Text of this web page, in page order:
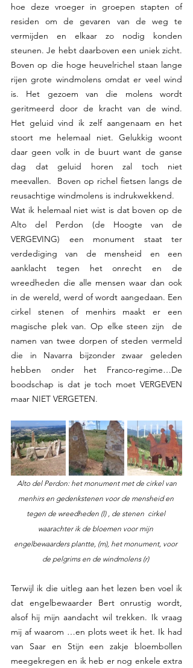
hoe deze vroeger in groepen stapten of
residen om de gevaren van de weg te
vermijden en elkaar zo nodig konden
steunen. Je hebt daarboven een uniek zicht.
Boven op die hoge heuvelrichel staan lange
rijen grote windmolens omdat er veel wind
is. Het gezoem van die molens wordt
geritmeerd door de kracht van de wind.
Het geluid vind ik zelf aangenaam en het
stoort me helemaal niet. Gelukkig woont
daar geen volk in de buurt want de ganse
dag dat geluid horen zal toch niet
meevallen.  Boven op richel fietsen langs de
reusachtige windmolens is indrukwekkend.
Wat ik helemaal niet wist is dat boven op de
Alto del Perdon (de Hoogte van de
VERGEVING) een monument staat ter
verdediging van de mensheid en een
aanklacht tegen het onrecht en de
wreedheden die alle mensen waar dan ook
in de wereld, werd of wordt aangedaan. Een
cirkel stenen of menhirs maakt er een
magische plek van. Op elke steen zijn  de
namen van twee dorpen of steden vermeld
die in Navarra bijzonder zwaar geleden
hebben onder het Franco-regime…De
boodschap is dat je toch moet VERGEVEN
maar NIET VERGETEN.
Alto del Perdon: het monument met de cirkel van
menhirs en gedenkstenen voor de mensheid en
tegen de wreedheden (l) , de stenen  cirkel
waarachter ik de bloemen voor mijn
engelbewaarders plantte, (m), het monument, voor
de pelgrims en de windmolens (r)
Terwijl ik die uitleg aan het lezen ben voel ik
dat engelbewaarder Bert onrustig wordt,
alsof hij mijn aandacht wil trekken. Ik vraag
mij af waarom …en plots weet ik het. Ik had
van Saar en Stijn een zakje bloembollen
meegekregen en ik heb er nog enkele extra